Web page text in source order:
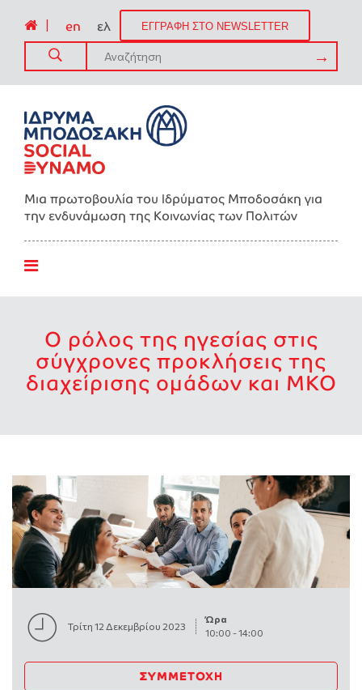
en ελ ΕΓΓΡΑΦΗ ΣΤΟ NEWSLETTER
Μια πρωτοβουλία του Ιδρύματος Μποδοσάκη για
την ενδυνάμωση της Kοινωνίας των Πολιτών
Ο ρόλος της ηγεσίας στις
σύγχρονες προκλήσεις της
διαχείρισης ομάδων και ΜΚΟ
Τρίτη 12 Δεκεμβρίου 2023
Ώρα
10:00 -14:00
ΣΥΜΜΕΤΟΧΉ